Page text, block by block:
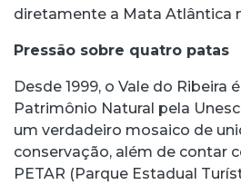
diretamente a Mata Atlântica
Pressão sobre quatro patas
Desde 1999, o Vale do Ribeira
Patrimônio Natural pela
um verdadeiro mosaico de
conservação, além de contar
PETAR (Parque Estadual